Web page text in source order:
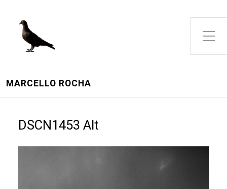
Toggle Side Menu
MARCELLO ROCHA
DSCN1453 Alt